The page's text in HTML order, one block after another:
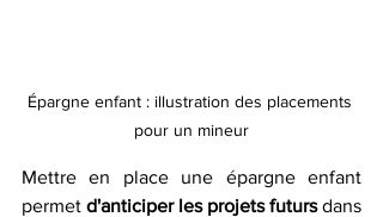
Épargne enfant : illustration des placements
pour un mineur
Mettre en place une épargne enfant
permet d'anticiper les projets futurs dans